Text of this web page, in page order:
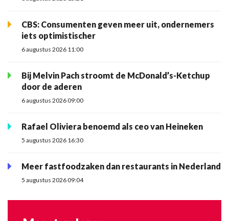
CBS: Consumenten geven meer uit, ondernemers
iets optimistischer
6 augustus 2026 11:00
Bij Melvin Pach stroomt de McDonald’s-Ketchup
door de aderen
6 augustus 2026 09:00
Rafael Oliviera benoemd als ceo van Heineken
5 augustus 2026 16:30
Meer fastfoodzaken dan restaurants in Nederland
5 augustus 2026 09:04